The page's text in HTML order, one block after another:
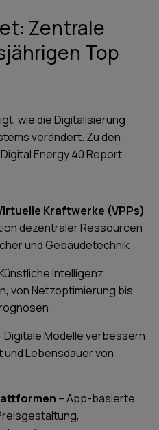
Zentrale
Top
wie die Digitalisierung
verändert. Zu den
Energy 40 Report
Kraftwerke (VPPs)
dezentraler Ressourcen
und Gebäudetechnik
Intelligenz
von Netzoptimierung bis
Digitale Modelle verbessern
Lebensdauer von
– App-basierte